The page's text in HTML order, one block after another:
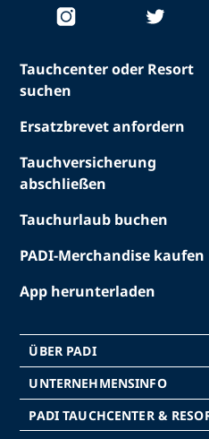
Tauchcenter oder Resort
suchen
Ersatzbrevet anfordern
Tauchversicherung
abschließen
Tauchurlaub buchen
PADI-Merchandise kaufen
App herunterladen
ÜBER PADI
UNTERNEHMENSINFO
PADI TAUCHCENTER &